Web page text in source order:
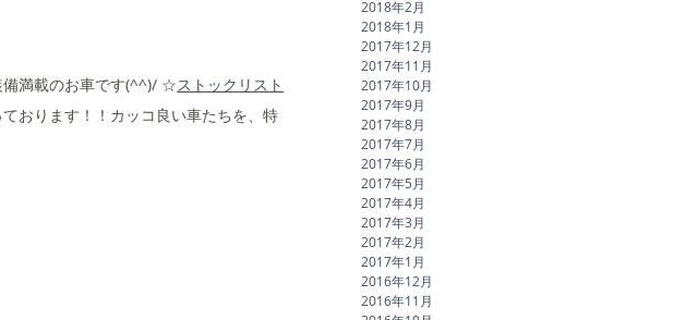
備満載のお車です(^^)/ ☆ストックリスト
おります！！カッコ良い車たちを、特
2018年2月
2018年1月
2017年12月
2017年11月
2017年10月
2017年9月
2017年8月
2017年7月
2017年6月
2017年5月
2017年4月
2017年3月
2017年2月
2017年1月
2016年12月
2016年11月